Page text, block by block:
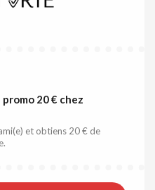
20 € chez
et obtiens 20 € de